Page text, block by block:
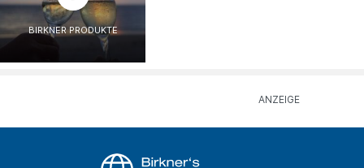
BIRKNER PRODUKTE